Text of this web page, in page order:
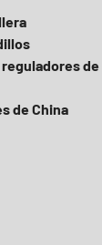
de China